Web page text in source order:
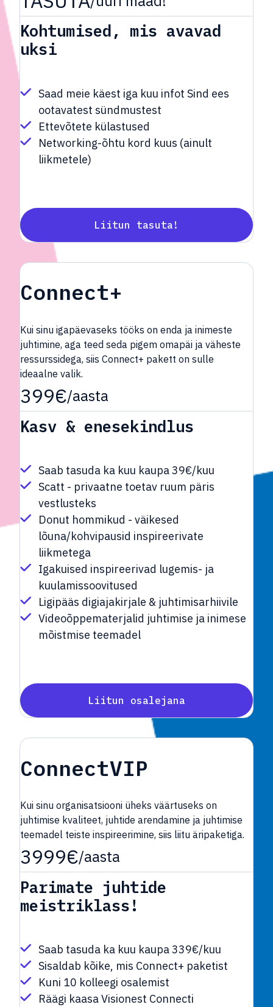
Kohtumised, mis avavad
uksi
Saad meie käest iga kuu infot Sind ees
ootavatest sündmustest
Ettevõtete külastused
Networking-õhtu kord kuus (ainult
liikmetele)
Liitun tasuta!
Connect+
Kui sinu igapäevaseks tööks on enda ja inimeste
juhtimine, aga teed seda pigem omapäi ja väheste
ressurssidega, siis Connect+ pakett on sulle
ideaalne valik.
399€/aasta
Kasv & enesekindlus
Saab tasuda ka kuu kaupa 39€/kuu
Scatt - privaatne toetav ruum päris
vestlusteks
Donut hommikud - väikesed
lõuna/kohvipausid inspireerivate
liikmetega
Igakuised inspireerivad lugemis- ja
kuulamissoovitused
Ligipääs digiajakirjale & juhtimisarhiivile
Videoõppematerjalid juhtimise ja inimese
mõistmise teemadel
Liitun osalejana
ConnectVIP
Kui sinu organisatsiooni üheks väärtuseks on
juhtimise kvaliteet, juhtide arendamine ja juhtimise
teemadel teiste inspireerimine, siis liitu äripaketiga.
3999€/aasta
Parimate juhtide
meistriklass!
Saab tasuda ka kuu kaupa 339€/kuu
Sisaldab kõike, mis Connect+ paketist
Kuni 10 kolleegi osalemist
Räägi kaasa Visionest Connecti